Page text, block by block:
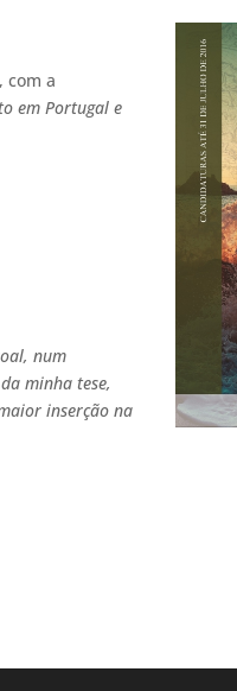
com a
em Portugal e
num
minha tese,
inserção na